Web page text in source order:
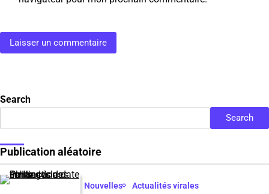
Search
Search
Publication aléatoire
Nouvelles Actualités virales